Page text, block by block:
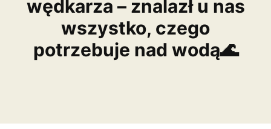
wędkarza – znalazł u nas
wszystko, czego
potrzebuje nad wodą🌊